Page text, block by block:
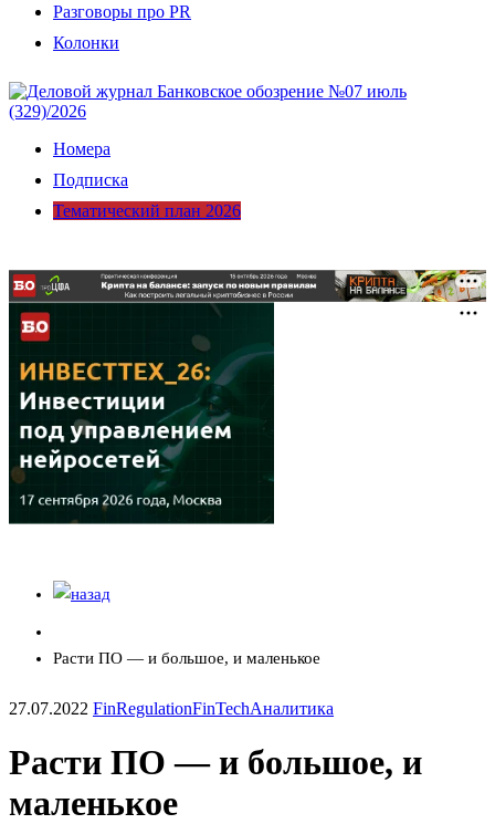
Разговоры про PR
Колонки
Номера
Подписка
Тематический план 2026
Расти ПО — и большое, и маленькое
27.07.2022 FinRegulationFinTechАналитика
Расти ПО — и большое, и
маленькое